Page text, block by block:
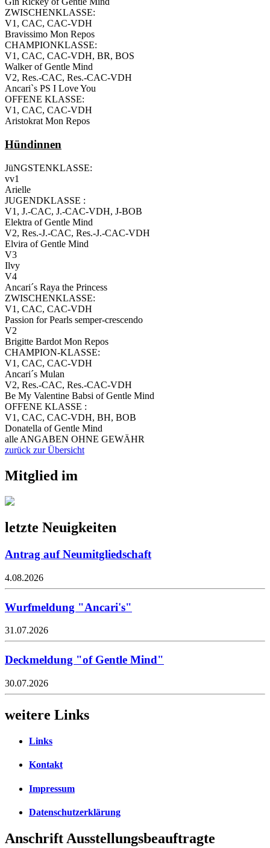
ZWISCHENKLASSE:
V1, CAC, CAC-VDH
Bravissimo Mon Repos
CHAMPIONKLASSE:
V1, CAC, CAC-VDH, BR, BOS
Walker of Gentle Mind
V2, Res.-CAC, Res.-CAC-VDH
Ancari`s PS I Love You
OFFENE KLASSE:
V1, CAC, CAC-VDH
Aristokrat Mon Repos
Hündinnen
JüNGSTENKLASSE:
vv1
Arielle
JUGENDKLASSE :
V1, J.-CAC, J.-CAC-VDH, J-BOB
Elektra of Gentle Mind
V2, Res.-J.-CAC, Res.-J.-CAC-VDH
Elvira of Gentle Mind
V3
Ilvy
V4
Ancari´s Raya the Princess
ZWISCHENKLASSE:
V1, CAC, CAC-VDH
Passion for Pearls semper-crescendo
V2
Brigitte Bardot Mon Repos
CHAMPION-KLASSE:
V1, CAC, CAC-VDH
Ancari´s Mulan
V2, Res.-CAC, Res.-CAC-VDH
Be My Valentine Babsi of Gentle Mind
OFFENE KLASSE :
V1, CAC, CAC-VDH, BH, BOB
Donatella of Gentle Mind
alle ANGABEN OHNE GEWÄHR
zurück zur Übersicht
Mitglied im
letzte Neuigkeiten
Antrag auf Neumitgliedschaft
4.08.2026
Wurfmeldung "Ancari's"
31.07.2026
Deckmeldung "of Gentle Mind"
30.07.2026
weitere Links
Links
Kontakt
Impressum
Datenschutzerklärung
Anschrift Ausstellungsbeauftragte